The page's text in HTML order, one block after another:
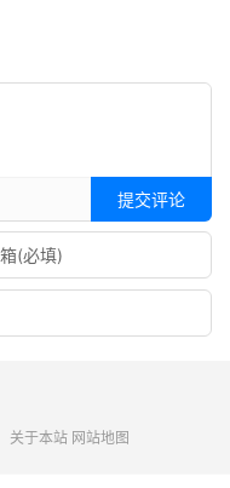
提交评论
关于本站 网站地图